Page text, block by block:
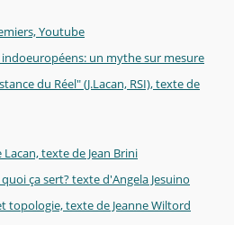
Youtube
un mythe sur mesure
du Réel" (J.Lacan, RSI), texte de
texte de Jean Brini
ça sert? texte d'Angela Jesuino
topologie, texte de Jeanne Wiltord